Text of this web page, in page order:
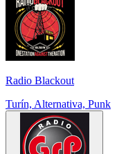
Radio Blackout
Turín, Alternativa, Punk